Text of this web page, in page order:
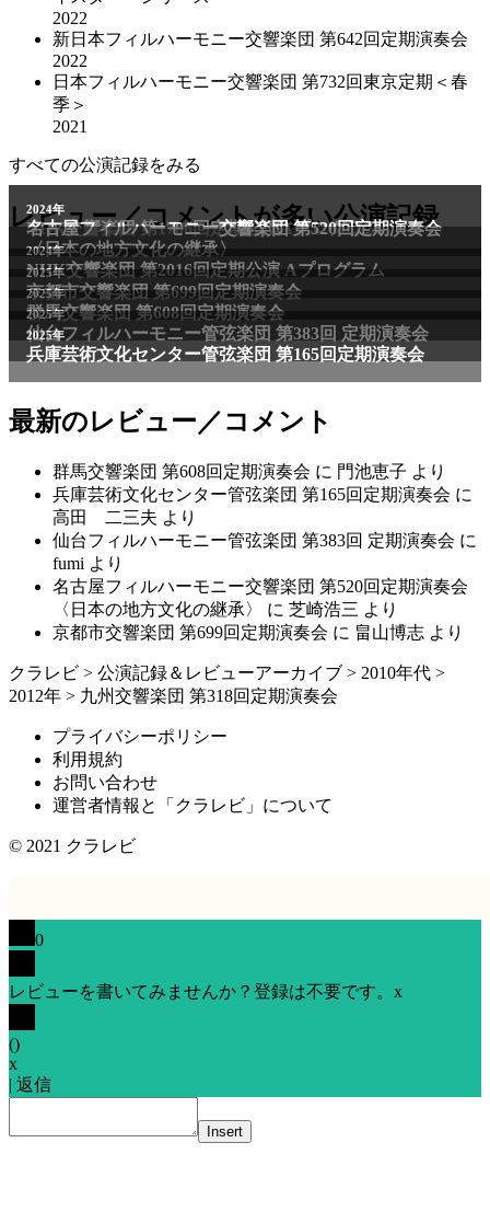
2022
新日本フィルハーモニー交響楽団 第642回定期演奏会
2022
日本フィルハーモニー交響楽団 第732回東京定期＜春
季＞
2021
すべての公演記録をみる
レビュー／コメントが多い公演記録
2011年
NHK交響楽団 第1706回定期公演Aプログラム
2024年
名古屋フィルハーモニー交響楽団 第520回定期演奏会
〈日本の地方文化の継承〉
2024年
NHK交響楽団 第2016回定期公演 Aプログラム
2025年
京都市交響楽団 第699回定期演奏会
2025年
群馬交響楽団 第608回定期演奏会
2025年
仙台フィルハーモニー管弦楽団 第383回 定期演奏会
2025年
兵庫芸術文化センター管弦楽団 第165回定期演奏会
最新のレビュー／コメント
群馬交響楽団 第608回定期演奏会 に 門池恵子 より
兵庫芸術文化センター管弦楽団 第165回定期演奏会 に
高田 二三夫 より
仙台フィルハーモニー管弦楽団 第383回 定期演奏会 に
fumi より
名古屋フィルハーモニー交響楽団 第520回定期演奏会
〈日本の地方文化の継承〉
に 芝崎浩三 より
京都市交響楽団 第699回定期演奏会 に 畠山博志 より
クラレビ > 公演記録＆レビューアーカイブ > 2010年代 >
2012年 > 九州交響楽団 第318回定期演奏会
プライバシーポリシー
利用規約
お問い合わせ
運営者情報と「クラレビ」について
© 2021 クラレビ
0
レビューを書いてみませんか？登録は不要です。 x
()
x
| 返信
Insert